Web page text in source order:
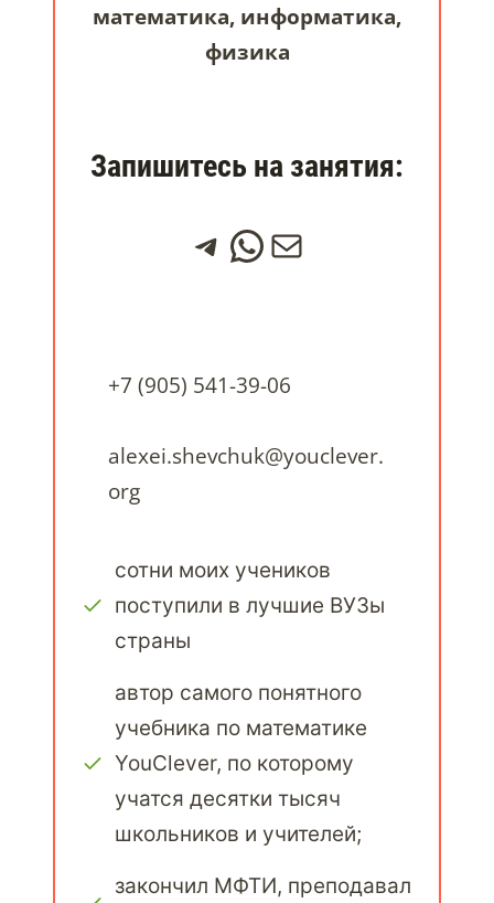
математика, информатика,
физика
Запишитесь на занятия:
Telegram WhatsApp Почта
+7 (905) 541-39-06
alexei.shevchuk@youclever.
org
сотни моих учеников
поступили в лучшие ВУЗы
страны
автор самого понятного
учебника по математике
YouClever, по которому
учатся десятки тысяч
школьников и учителей;
закончил МФТИ, преподавал